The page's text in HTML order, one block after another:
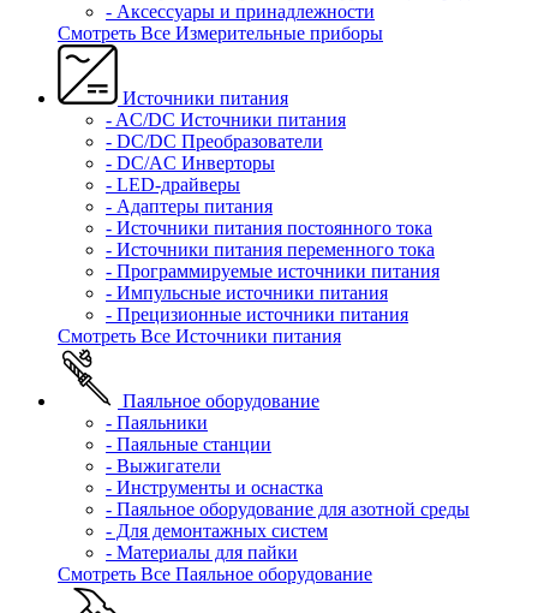
- Аксессуары и принадлежности
Смотреть Все Измерительные приборы
Источники питания
- AC/DC Источники питания
- DC/DC Преобразователи
- DC/AC Инверторы
- LED-драйверы
- Адаптеры питания
- Источники питания постоянного тока
- Источники питания переменного тока
- Программируемые источники питания
- Импульсные источники питания
- Прецизионные источники питания
Смотреть Все Источники питания
Паяльное оборудование
- Паяльники
- Паяльные станции
- Выжигатели
- Инструменты и оснастка
- Паяльное оборудование для азотной среды
- Для демонтажных систем
- Материалы для пайки
Смотреть Все Паяльное оборудование